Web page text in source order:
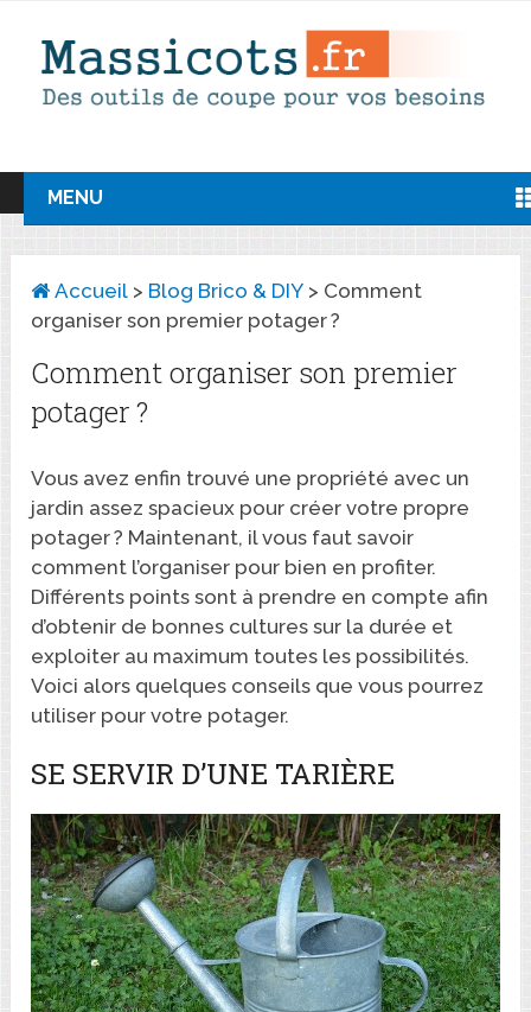
MENU
Accueil > Blog Brico & DIY > Comment
organiser son premier potager ?
Comment organiser son premier
potager ?
Vous avez enfin trouvé une propriété avec un
jardin assez spacieux pour créer votre propre
potager ? Maintenant, il vous faut savoir
comment l’organiser pour bien en profiter.
Différents points sont à prendre en compte afin
d’obtenir de bonnes cultures sur la durée et
exploiter au maximum toutes les possibilités.
Voici alors quelques conseils que vous pourrez
utiliser pour votre potager.
SE SERVIR D’UNE TARIÈRE